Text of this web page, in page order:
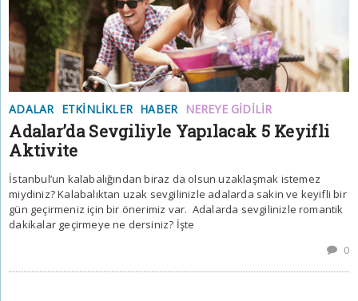
ADALAR ETKINLIKLER HABER NEREYE GIDILIR
Adalar’da Sevgiliyle Yapılacak 5 Keyifli
Aktivite
İstanbul’un kalabalığından biraz da olsun uzaklaşmak istemez
miydiniz? Kalabalıktan uzak sevgilinizle adalarda sakin ve keyifli bir
gün geçirmeniz için bir önerimiz var. Adalarda sevgilinizle romantik
dakikalar geçirmeye ne dersiniz? İşte
0